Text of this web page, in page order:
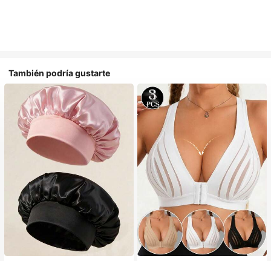
También podría gustarte
#1 Más vendidos
en Multicolor Gorros para el pelo para mujer
Establecido hace 1 año